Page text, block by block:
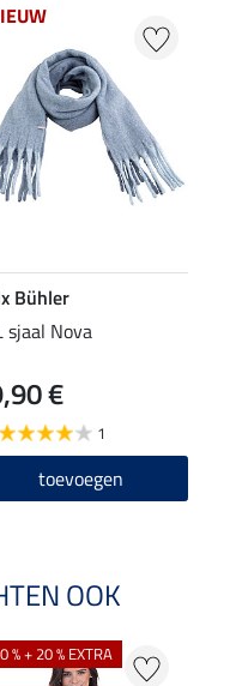
Bühler
sjaal Nova
€
1
toevoegen
OOK
% + 20 % EXTRA